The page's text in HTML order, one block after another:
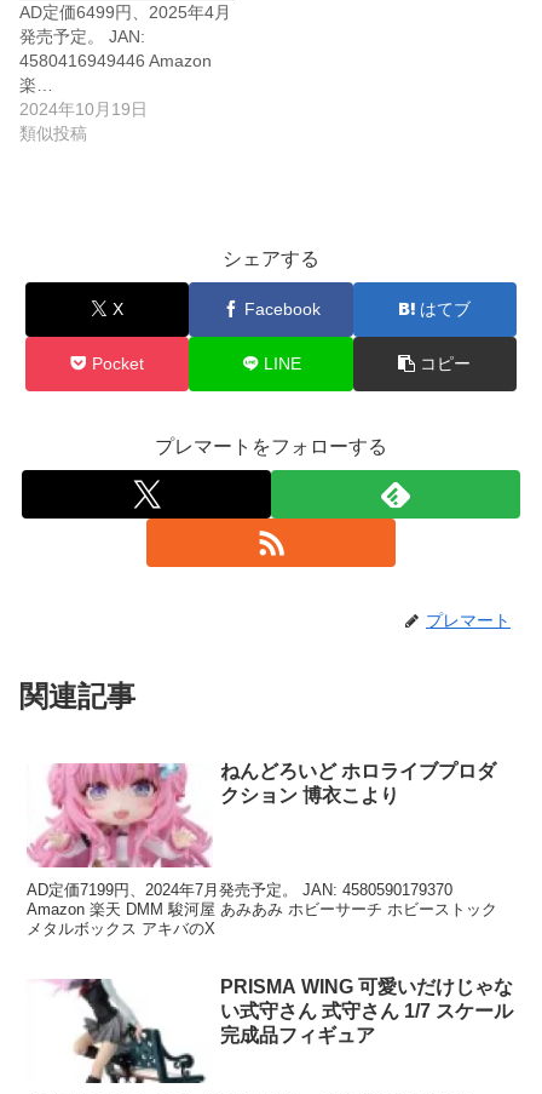
AD定価6499円、2025年4月
発売予定。 JAN:
4580416949446 Amazon
楽…
2024年10月19日
類似投稿
シェアする
X Facebook はてブ
Pocket LINE コピー
プレマートをフォローする
プレマート
関連記事
ねんどろいど ホロライブプロダ
クション 博衣こより
AD定価7199円、2024年7月発売予定。 JAN: 4580590179370
Amazon 楽天 DMM 駿河屋 あみあみ ホビーサーチ ホビーストック
メタルボックス アキバのX
PRISMA WING 可愛いだけじゃな
い式守さん 式守さん 1/7 スケール
完成品フィギュア